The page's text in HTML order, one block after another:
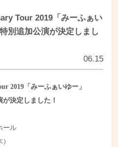
Tour 2019「みーふぁい
別追加公演が決定しまし
06.15
2019「みーふぁいゆー」
決定しました！
ル